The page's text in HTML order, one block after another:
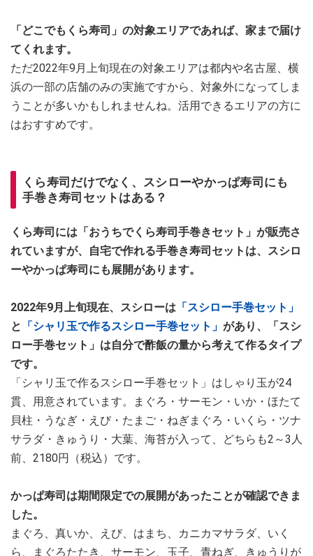
「どこでもくら寿司」の対象エリアであれば、家まで届け
てくれます。
ただ2022年9月上旬現在の対象エリアは都内や名古屋、横
浜の一部の店舗のみの実施ですから、対象外になってしま
うことが多いかもしれませんね。活用できるエリアの方に
はおすすめです。
くら寿司だけでなく、スシローやかっぱ寿司にも
手巻き寿司セットはある？
くら寿司には「おうちでくら寿司手巻きセット」が販売さ
れていますが、自宅で作れる手巻き寿司セットは、スシロ
ーやかっぱ寿司にも展開があります。
2022年9月上旬現在、スシローは 「スシロー手巻セット」
と 「シャリ玉で作るスシロー手巻セット」 があり、「スシ
ロー手巻セット」は自分で酢飯の量から考えて作るタイプ
です。
「シャリ玉で作るスシロー手巻セット」はしゃり玉が24
貫、用意されています。まぐろ・サーモン・いか・ほたて
貝柱・うなぎ・えび・たまご・ねぎまぐろ・いくら・ツナ
サラダ・きゅうり・大葉、海苔が入って、どちらも2～3人
前、2180円（税込）です。
かっぱ寿司は期間限定での展開があったことが確認できま
した。
まぐろ、真いか、えび、はまち、カニカマサラダ、いく
ら、まぐろたたき、サーモン、玉子、青ねぎ、きゅうりが